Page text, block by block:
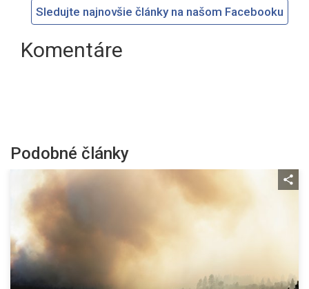
Sledujte najnovšie články na našom Facebooku
Komentáre
Podobné články